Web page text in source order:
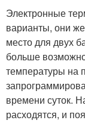
Электронные
варианты, они
место для двух
больше
температуры на
времени суток.
расходятся, и